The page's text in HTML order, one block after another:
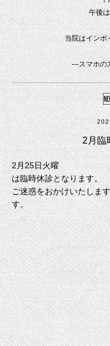
午後
当院はインボ
---スマホ
2月臨
2月25日火曜
は臨時休診となります。
ご迷惑をおかけいたしま
す。